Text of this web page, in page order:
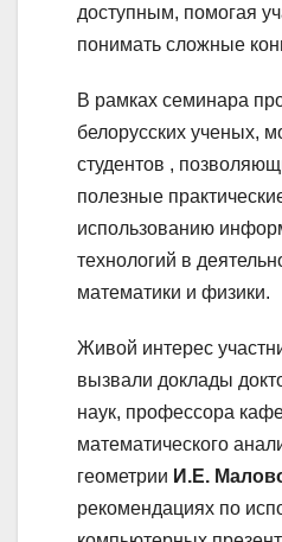
доступным, помогая
понимать сложные
В рамках семинара
белорусских ученых,
студентов ,
полезные
использованию
технологий в
математики и физики.
Живой интерес
вызвали доклады
наук, профессора
математического
геометрии И.Е.
рекомендациях по